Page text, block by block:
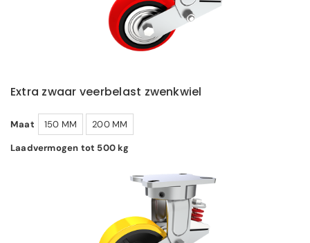
Extra zwaar veerbelast zwenkwiel
Maat 150 MM
200 MM
Laadvermogen tot 500 kg